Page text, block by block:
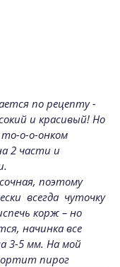
по рецепту -
и красивый! Но
о-о-онком
2 части и
поэтому
всегда чуточку
корж – но
начинка все
3-5 мм. На мой
пирог